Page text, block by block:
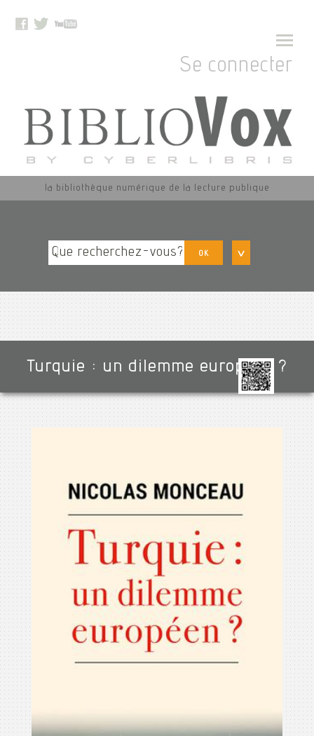
Se connecter
la bibliothèque numérique de la lecture publique
OK
Turquie : un dilemme européen ?